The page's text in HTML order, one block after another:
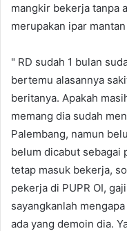
mangkir bekerja tanpa
merupakan ipar
" RD sudah 1 bulan
bertemu alasannya
beritanya. Apakah
memang dia sudah
Palembang, namun
belum dicabut sebagai
tetap masuk bekerja,
pekerja di PUPR OI,
sayangkanlah
ada yang demoin dia.